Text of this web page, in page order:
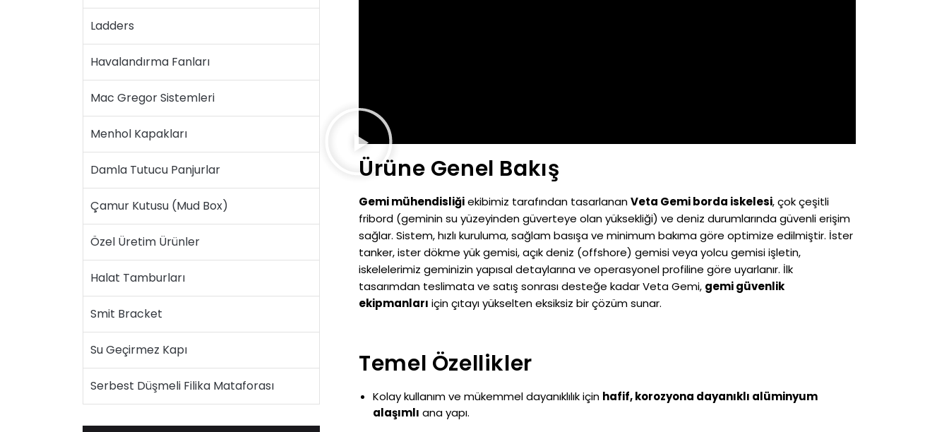
Ladders
Havalandırma Fanları
Mac Gregor Sistemleri
Menhol Kapakları
Damla Tutucu Panjurlar
Çamur Kutusu (Mud Box)
Özel Üretim Ürünler
Halat Tamburları
Smit Bracket
Su Geçirmez Kapı
Serbest Düşmeli Filika Mataforası
Ürüne Genel Bakış
Gemi mühendisliğiekibimiz tarafından tasarlananVeta Gemi borda iskelesi, çok çeşitli
fribord (geminin su yüzeyinden güverteye olan yüksekliği) ve deniz durumlarında güvenli erişim
sağlar. Sistem, hızlı kuruluma, sağlam basışa ve minimum bakıma göre optimize edilmiştir. İster
tanker, ister dökme yük gemisi, açık deniz (offshore) gemisi veya yolcu gemisi işletin,
iskelelerimiz geminizin yapısal detaylarına ve operasyonel profiline göre uyarlanır. İlk
tasarımdan teslimata ve satış sonrası desteğe kadar Veta Gemi, gemi güvenlik
ekipmanları için çıtayı yükselten eksiksiz bir çözüm sunar.
Temel Özellikler
Kolay kullanım ve mükemmel dayanıklılık için hafif, korozyona dayanıklı alüminyum
alaşımlı ana yapı.